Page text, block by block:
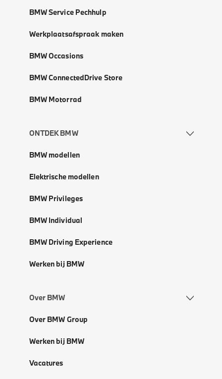
BMW Service Pechhulp
Werkplaatsafspraak maken
BMW Occasions
BMW ConnectedDrive Store
BMW Motorrad
ONTDEK BMW
BMW modellen
Elektrische modellen
BMW Privileges
BMW Individual
BMW Driving Experience
Werken bij BMW
Over BMW
Over BMW Group
Werken bij BMW
Vacatures